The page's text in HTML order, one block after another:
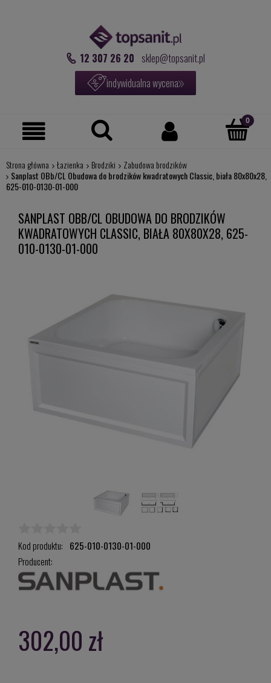
12 307 26 20 sklep@topsanit.pl
indywidualna wycena
Strona główna Łazienka Brodziki
Zabudowa brodzików
Sanplast OBb/CL Obudowa do brodzików kwadratowych Classic, biała 80x80x28,
625-010-0130-01-000
SANPLAST OBB/CL OBUDOWA DO BRODZIKÓW
KWADRATOWYCH CLASSIC, BIAŁA 80X80X28, 625-
010-0130-01-000
Kod produktu: 625-010-0130-01-000
Producent:
302,00 zł